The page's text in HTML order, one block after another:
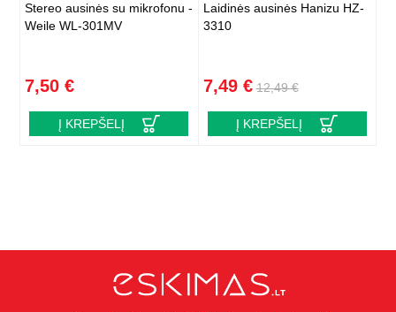
Stereo ausinės su mikrofonu -
Weile WL-301MV
7,50 €
Į KREPŠELĮ
Laidinės ausinės Hanizu HZ-
3310
7,49 € 12,49 €
Į KREPŠELĮ